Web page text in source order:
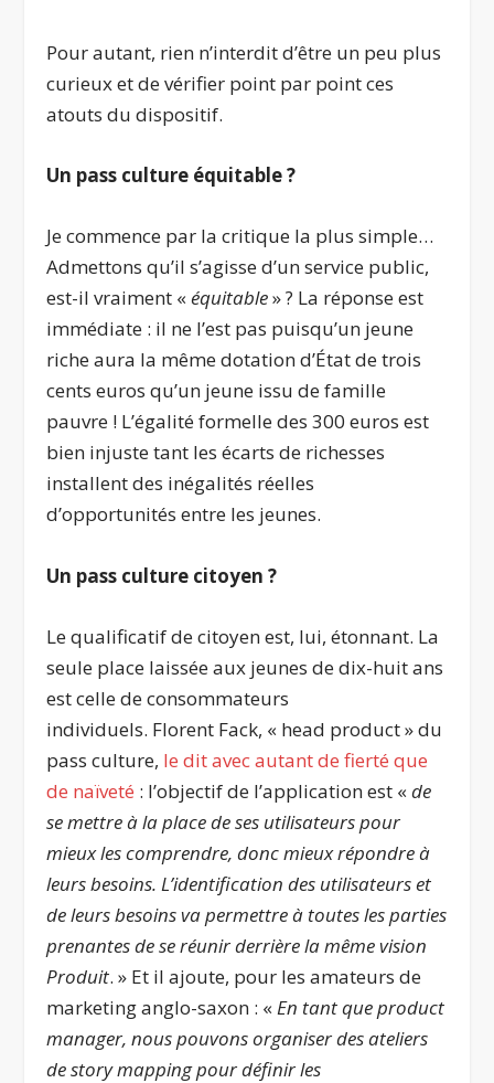
Pour autant, rien n’interdit d’être un peu plus
curieux et de vérifier point par point ces
atouts du dispositif.
Un pass culture équitable ?
Je commence par la critique la plus simple…
Admettons qu’il s’agisse d’un service public,
est-il vraiment «équitable» ? La réponse est
immédiate : il ne l’est pas puisqu’un jeune
riche aura la même dotation d’État de trois
cents euros qu’un jeune issu de famille
pauvre ! L’égalité formelle des 300 euros est
bien injuste tant les écarts de richesses
installent des inégalités réelles
d’opportunités entre les jeunes.
Un pass culture citoyen ?
Le qualificatif de citoyen est, lui, étonnant. La
seule place laissée aux jeunes de dix-huit ans
est celle de consommateurs
individuels. Florent Fack, « head product » du
pass culture, le dit avec autant de fierté que
de naïveté : l’objectif de l’application est «de
se mettre à la place de ses utilisateurs pour
mieux les comprendre, donc mieux répondre à
leurs besoins. L’identification des utilisateurs et
de leurs besoins va permettre à toutes les parties
prenantes de se réunir derrière la même vision
Produit. » Et il ajoute, pour les amateurs de
marketing anglo-saxon : «En tant que product
manager, nous pouvons organiser des ateliers
de story mapping pour définir les